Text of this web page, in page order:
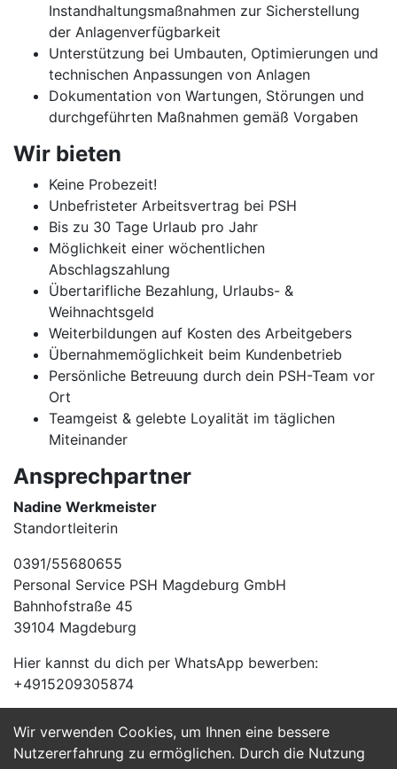
Wir verwenden Cookies, um Ihnen eine bessere
Nutzererfahrung zu ermöglichen. Durch die Nutzung
Instandhaltungsmaßnahmen zur Sicherstellung
der Anlagenverfügbarkeit
Unterstützung bei Umbauten, Optimierungen und
technischen Anpassungen von Anlagen
Dokumentation von Wartungen, Störungen und
durchgeführten Maßnahmen gemäß Vorgaben
Wir bieten
Keine Probezeit!
Unbefristeter Arbeitsvertrag bei PSH
Bis zu 30 Tage Urlaub pro Jahr
Möglichkeit einer wöchentlichen
Abschlagszahlung
Übertarifliche Bezahlung, Urlaubs- &
Weihnachtsgeld
Weiterbildungen auf Kosten des Arbeitgebers
Übernahmemöglichkeit beim Kundenbetrieb
Persönliche Betreuung durch dein PSH-Team vor
Ort
Teamgeist & gelebte Loyalität im täglichen
Miteinander
Ansprechpartner
Nadine Werkmeister
Standortleiterin
0391/55680655
Personal Service PSH Magdeburg GmbH
Bahnhofstraße 45
39104 Magdeburg
Hier kannst du dich per WhatsApp bewerben:
+4915209305874
Jetzt Bewerben